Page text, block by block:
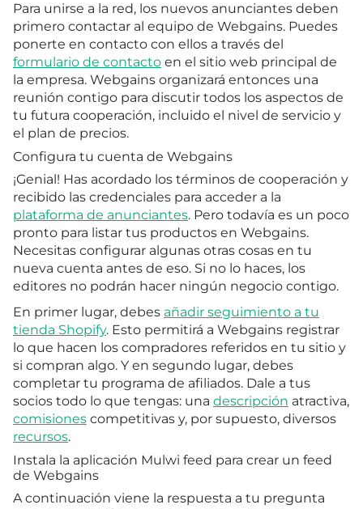
Para unirse a la red, los nuevos anunciantes deben
primero contactar al equipo de Webgains. Puedes
ponerte en contacto con ellos a través del
formulario de contacto en el sitio web principal de
la empresa. Webgains organizará entonces una
reunión contigo para discutir todos los aspectos de
tu futura cooperación, incluido el nivel de servicio y
el plan de precios.
Configura tu cuenta de Webgains
¡Genial! Has acordado los términos de cooperación y
recibido las credenciales para acceder a la
plataforma de anunciantes. Pero todavía es un poco
pronto para listar tus productos en Webgains.
Necesitas configurar algunas otras cosas en tu
nueva cuenta antes de eso. Si no lo haces, los
editores no podrán hacer ningún negocio contigo.
En primer lugar, debes añadir seguimiento a tu
tienda Shopify. Esto permitirá a Webgains registrar
lo que hacen los compradores referidos en tu sitio y
si compran algo. Y en segundo lugar, debes
completar tu programa de afiliados. Dale a tus
socios todo lo que tengas: una descripción atractiva,
comisiones competitivas y, por supuesto, diversos
recursos.
Instala la aplicación Mulwi feed para crear un feed
de Webgains
A continuación viene la respuesta a tu pregunta